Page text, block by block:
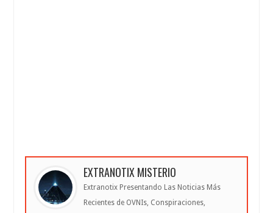
EXTRANOTIX MISTERIO
Extranotix Presentando Las Noticias Más
Recientes de OVNIs, Conspiraciones,